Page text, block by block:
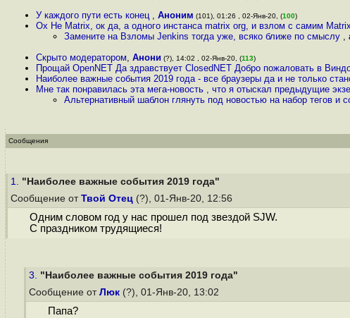
У каждого пути есть конец , Аноним (101), 01:26 , 02-Янв-20, (100)
Ох Не Matrix, ок да, а одного инстанса matrix org, и взлом с самим
Замените на Взломы Jenkins тогда уже, всяко ближе по смыслу ,
Скрыто модератором, Анони (?), 14:02 , 02-Янв-20, (113)
Прощай OpenNET Да здравствует ClosedNET Добро пожаловать в
Наиболее важные события 2019 года - все браузеры да и не только
Мне так понравилась эта мега-новость , что я отыскал предыдущие
Альтернативный шаблон глянуть под новостью на набор тегов и
Сообщения
1. "Наиболее важные события 2019 года"
Сообщение от Твой Отец (?), 01-Янв-20, 12:56
Одним словом год у нас прошел под звездой SJW.
С праздником трудящиеся!
3. "Наиболее важные события 2019 года"
Сообщение от Люк (?), 01-Янв-20, 13:02
Папа?